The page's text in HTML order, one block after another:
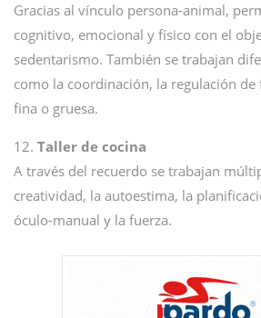
Gracias al vínculo persona-animal,
cognitivo, emocional y físico con el
sedentarismo. También se trabajan
como la coordinación, la regulación
fina o gruesa.
12. Taller de cocina
A través del recuerdo se trabajan
creatividad, la autoestima, la
óculo-manual y la fuerza.